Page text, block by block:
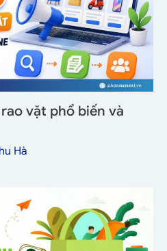
vặt phổ biến và
Hà